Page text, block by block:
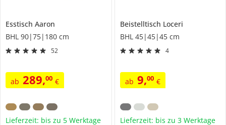
Esstisch Aaron
BHL 90|75|180 cm
52
ab 289,00 €
Lieferzeit: bis zu 5 Werktage
Beistelltisch Loceri
BHL 45|45|45 cm
4
ab 9,00 €
Lieferzeit: bis zu 3 Werktage